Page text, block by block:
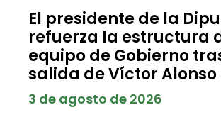
El presidente de la
refuerza la estructura
equipo de Gobierno
salida de Víctor Alonso
3 de agosto de 2026